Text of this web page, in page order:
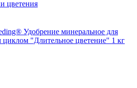
цветения
Удобрение минеральное для
циклом "Длительное цветение" 1 кг